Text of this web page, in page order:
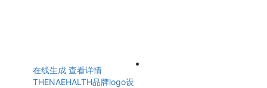
在线生成 查看详情
THENAEHALTH品牌logo设